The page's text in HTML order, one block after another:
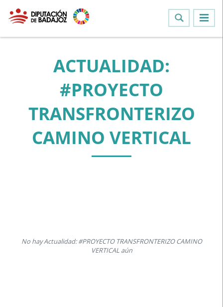
ACTUALIDAD:
#PROYECTO
TRANSFRONTERIZO
CAMINO VERTICAL
No hay Actualidad: #PROYECTO TRANSFRONTERIZO CAMINO
VERTICAL aún